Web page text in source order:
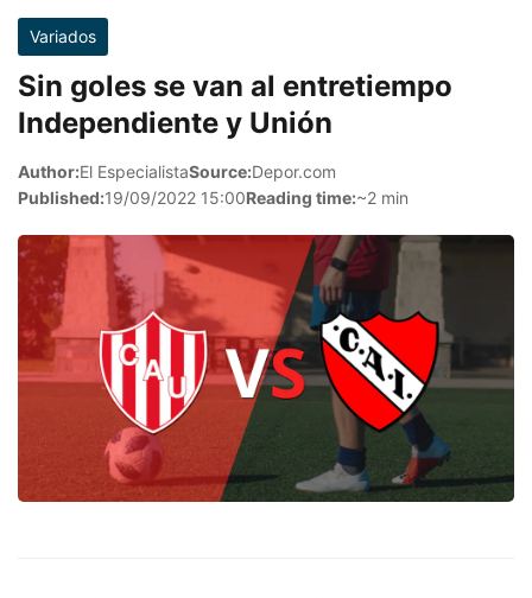
Variados
Sin goles se van al entretiempo
Independiente y Unión
Author:El EspecialistaSource:Depor.com
Published:19/09/2022 15:00Reading time:~2 min